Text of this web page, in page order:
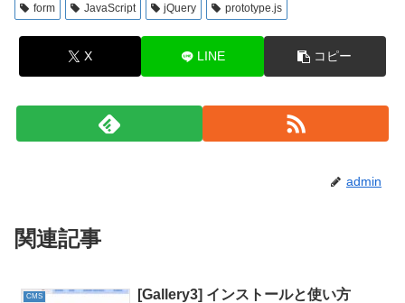
form
JavaScript jQuery prototype.js
X LINE コピー
admin
関連記事
CMS [Gallery3] インストールと使い方